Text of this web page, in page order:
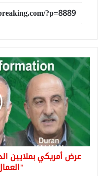
عرض
أمريكي
بملايين
الدولارات
مقابل
معلومات
عن
قادة
"العمال
الكردستاني"
عرض أمريكي بملايين